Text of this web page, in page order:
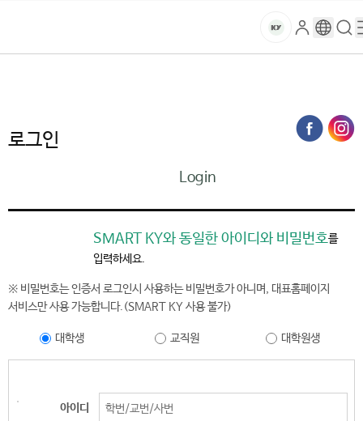
건
대
교
마
로
그
구
글
검
색
메로그인
Login
SMART KY와 동일한 아이디와 비밀번호를
입력하세요.
※ 비밀번호는 인증서 로그인시 사용하는 비밀번호가 아니며, 대표홈페이지
서비스만 사용 가능합니다.(SMART KY 사용 불가)
대학생 교직원 대학원생
아이디